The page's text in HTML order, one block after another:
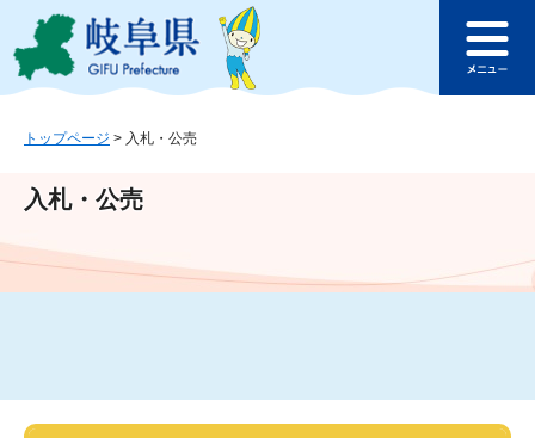
ジ
ュ
文
このページの本文へ
ュ
トップページ > 入札・公売
入札・公売